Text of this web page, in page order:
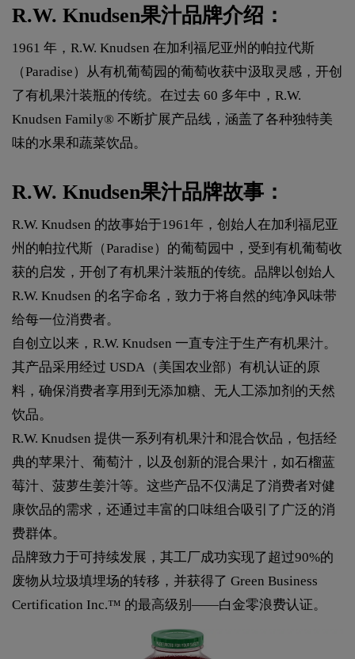
R.W. Knudsen果汁品牌介绍：
1961 年，R.W. Knudsen 在加利福尼亚州的帕拉代斯
（Paradise）从有机葡萄园的葡萄收获中汲取灵感，开创
了有机果汁装瓶的传统。在过去 60 多年中，R.W.
Knudsen Family® 不断扩展产品线，涵盖了各种独特美
味的水果和蔬菜饮品。
R.W. Knudsen果汁品牌故事：
R.W. Knudsen 的故事始于1961年，创始人在加利福尼亚
州的帕拉代斯（Paradise）的葡萄园中，受到有机葡萄收
获的启发，开创了有机果汁装瓶的传统。品牌以创始人
R.W. Knudsen 的名字命名，致力于将自然的纯净风味带
给每一位消费者。
自创立以来，R.W. Knudsen 一直专注于生产有机果汁。
其产品采用经过 USDA（美国农业部）有机认证的原
料，确保消费者享用到无添加糖、无人工添加剂的天然
饮品。
R.W. Knudsen 提供一系列有机果汁和混合饮品，包括经
典的苹果汁、葡萄汁，以及创新的混合果汁，如石榴蓝
莓汁、菠萝生姜汁等。这些产品不仅满足了消费者对健
康饮品的需求，还通过丰富的口味组合吸引了广泛的消
费群体。
品牌致力于可持续发展，其工厂成功实现了超过90%的
废物从垃圾填埋场的转移，并获得了 Green Business
Certification Inc.™ 的最高级别——白金零浪费认证。